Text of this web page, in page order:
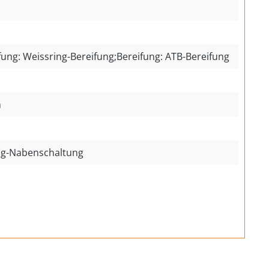
Weissring-Bereifung;Bereifung: ATB-Bereifung
Nabenschaltung